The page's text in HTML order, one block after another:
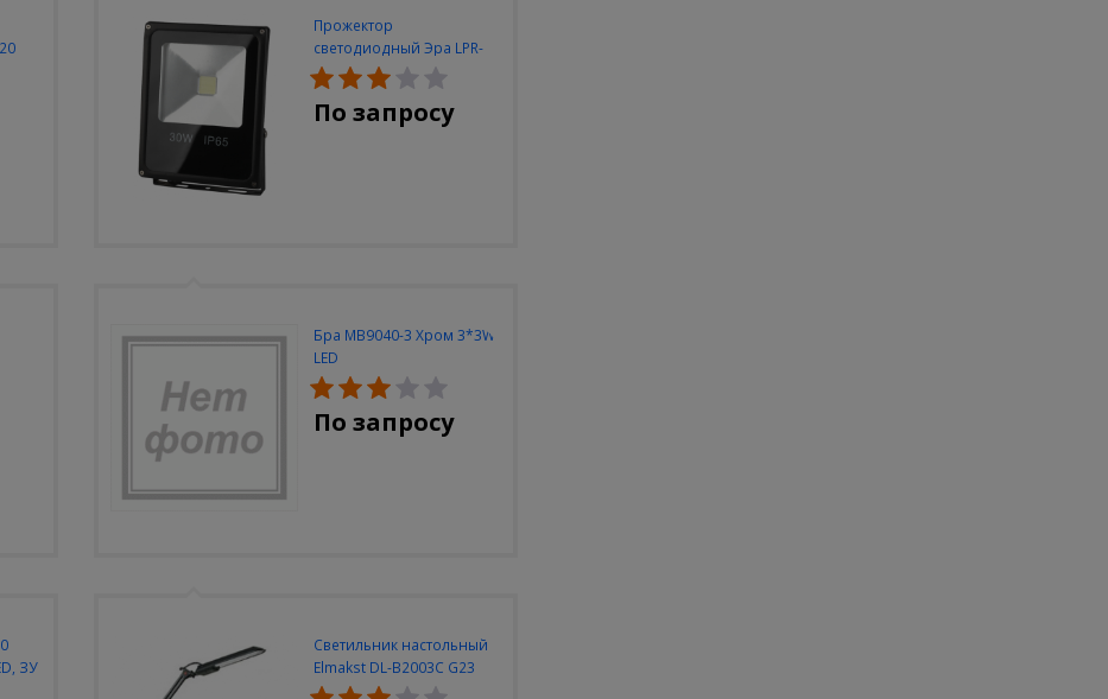
Прожектор
светодиодный Эра LPR-
30W-6500K-M
По запросу
T4-
Бра MB9040-3 Хром 3*3W
LED
По запросу
ЗУ
Светильник настольный
Elmakst DL-B2003C G23
черный струбцина